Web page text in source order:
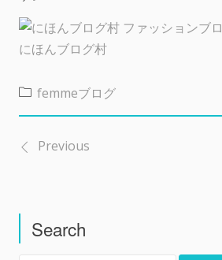
にほんブログ村
femmeブログ
投
ナ
Previous
Search